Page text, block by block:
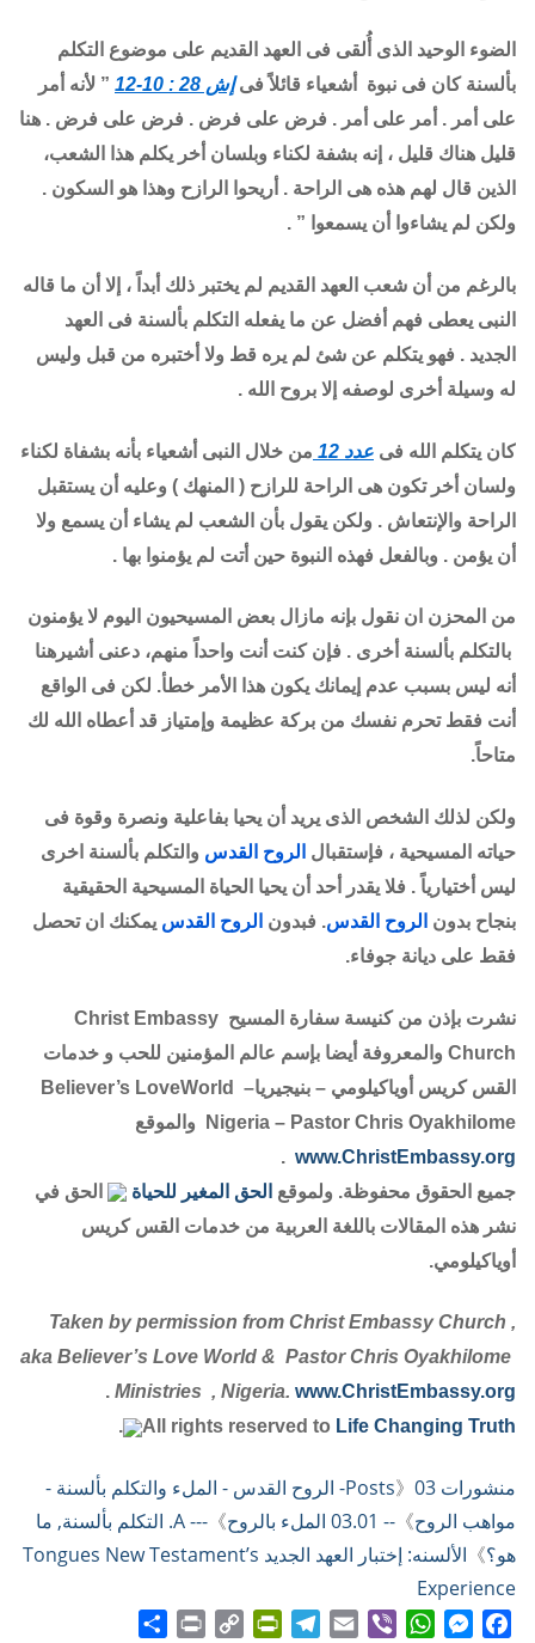
الضوء الوحيد الذى أُلقى فى العهد القديم على موضوع التكلم
بألسنة كان فى نبوة أشعياء قائلاً فىإش 28 : 10-12
” لأنه أمر
على أمر . أمر على أمر . فرض على فرض . فرض على فرض . هنا
قليل هناك قليل ، إنه بشفة لكناء وبلسان أخر يكلم هذا الشعب،
الذين قال لهم هذه هى الراحة . أريحوا الرازح وهذا هو السكون .
ولكن لم يشاءوا أن يسمعوا ” .
بالرغم من أن شعب العهد القديم لم يختبر ذلك أبداً ، إلا أن ما قاله
النبى يعطى فهم أفضل عن ما يفعله التكلم بألسنة فى العهد
الجديد . فهو يتكلم عن شئ لم يره قط ولا أختبره من قبل وليس
له وسيلة أخرى لوصفه إلا بروح الله .
كان يتكلم الله فى عدد 12
من خلال النبى أشعياء بأنه بشفاة لكناء
ولسان أخر تكون هى الراحة للرازح ( المنهك ) وعليه أن يستقبل
الراحة والإنتعاش . ولكن يقول بأن الشعب لم يشاء أن يسمع ولا
أن يؤمن . وبالفعل فهذه النبوة حين أتت لم يؤمنوا بها .
من المحزن ان نقول بإنه مازال بعض المسيحيون اليوم لا يؤمنون
بالتكلم بألسنة أخرى . فإن كنت أنت واحداً منهم، دعنى أشيرهنا
أنه ليس بسبب عدم إيمانك يكون هذا الأمر خطأ. لكن فى الواقع
أنت فقط تحرم نفسك من بركة عظيمة وإمتياز قد أعطاه الله لك
متاحاً.
ولكن لذلك الشخص الذى يريد أن يحيا بفاعلية ونصرة وقوة فى
حياته المسيحية ، فإستقبال الروح القدس والتكلم بألسنة اخرى
ليس أختيارياً . فلا يقدر أحد أن يحيا الحياة المسيحية الحقيقية
بنجاح بدون الروح القدس. فبدون الروح القدس يمكنك ان تحصل
فقط على ديانة جوفاء.
نشرت بإذن من كنيسة سفارة المسيح Christ Embassy
Church والمعروفة أيضا بإسم عالم المؤمنين للحب و خدمات
القس كريس أوياكيلومي – بنيجيرياBeliever’s LoveWorld –
Nigeria – Pastor Chris Oyakhilome والموقع
www.ChristEmbassy.org
.
جميع الحقوق محفوظة. ولموقع الحق المغير للحياة
الحق في
نشر هذه المقالات باللغة العربية من خدمات القس كريس
أوياكيلومي.
Taken by permission from Christ Embassy Church ,
aka Believer’s Love World & Pastor Chris Oyakhilome
Ministries , Nigeria. www.ChristEmbassy.org
.
All rights reserved to Life Changing Truth
.
منشورات Posts 》
03- الروح القدس - الملء والتكلم بألسنة -
مواهب الروح》 -- 03.01 الملء بالروح 》
--- A. التكلم بألسنة, ما
هو؟》
الألسنه: إختبار العهد الجديد Tongues New Testament’s
Experience